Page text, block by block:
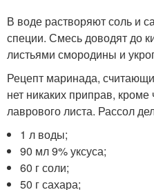
В воде растворяют соль и
специи. Смесь доводят до
листьями смородины и
Рецепт маринада,
нет никаких приправ,
лаврового листа. Рассол
1 л воды;
90 мл 9% уксуса;
60 г соли;
50 г сахара;